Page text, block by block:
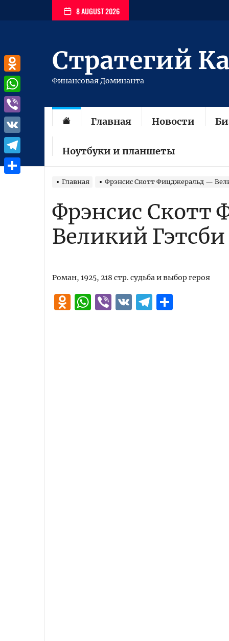
8 AUGUST 2026
Стратегий
Финансовая Доминанта
Главная Новости
Ноутбуки и планшеты
Главная Фрэнсис Скотт Фицджеральд —
Фрэнсис Скотт
Великий Гэтсби
Роман, 1925, 218 стр. судьба и выбор героя
Odnoklassniki
WhatsApp
Viber
VK Telegram
Odnoklassniki
WhatsApp
Viber
VK
Telegram